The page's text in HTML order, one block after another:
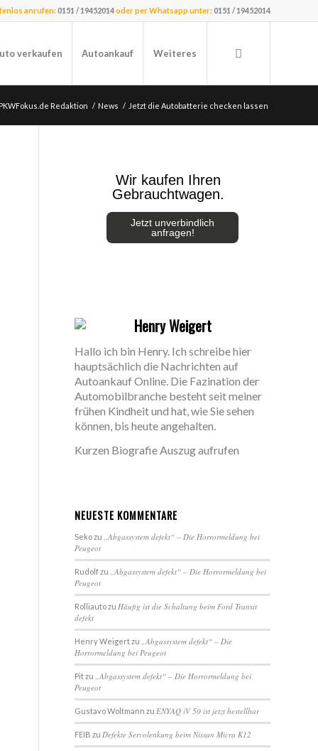
anrufen:0151 / 19452014oder per Whatsapp unter:0151 / 19452014
verkaufen Autoankauf Weiteres
Redaktion / News / Jetzt die Autobatterie checken lassen
Wir kaufen Ihren
Gebrauchtwagen.
Jetzt unverbindlich
anfragen!
Henry Weigert
Hallo ich bin Henry. Ich schreibe hier
hauptsächlich die Nachrichten auf
Autoankauf Online. Die Fazination der
Automobilbranche besteht seit meiner
frühen Kindheit und hat, wie Sie sehen
können, bis heute angehalten.
Kurzen Biografie Auszug aufrufen
NEUESTE KOMMENTARE
Sekozu
„Abgassystem defekt“ – Die Horrormeldung bei
Peugeot
Rudolfzu
„Abgassystem defekt“ – Die Horrormeldung bei
Peugeot
Rolliautozu Häufig ist die Schaltung beim Ford Transit
defekt
Henry Weigertzu
„Abgassystem defekt“ – Die
Horrormeldung bei Peugeot
Pitzu
„Abgassystem defekt“ – Die Horrormeldung bei
Peugeot
Gustavo Woltmann zu ENYAQ iV 50 ist jetzt bestellbar
FEIB zu Defekte Servolenkung beim Nissan Micra K12